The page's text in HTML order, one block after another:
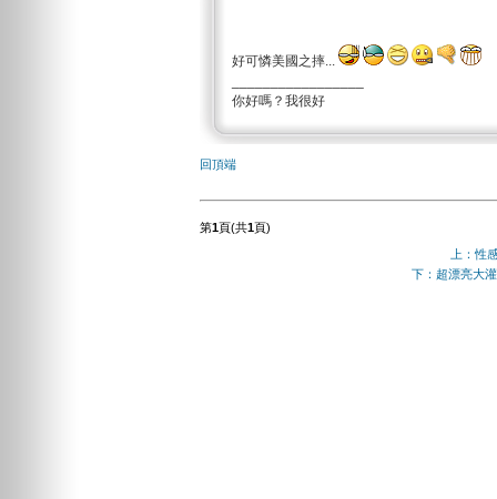
好可憐美國之摔...
你好嗎？我很好
回頂端
第1頁(共1頁)
上：性
下：超漂亮大